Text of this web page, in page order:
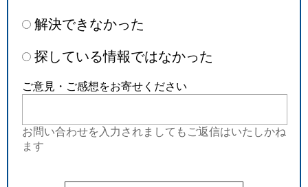
解決できなかった
探している情報ではなかった
ご意見・ご感想をお寄せください
お問い合わせを入力されましてもご返信はいたしかね
ます